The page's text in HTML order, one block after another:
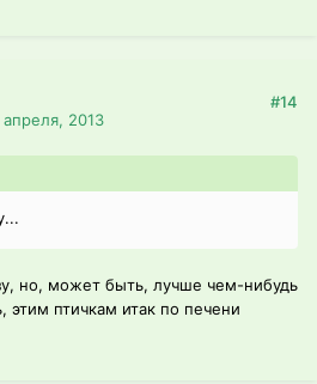
апреля, 2013
#14
но, может быть, лучше чем-нибудь
этим птичкам итак по печени